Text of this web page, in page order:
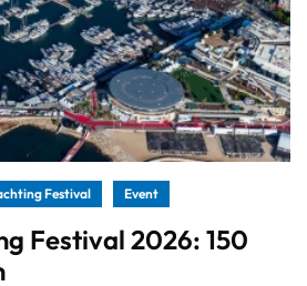
Festival Event
Festival 2026: 150